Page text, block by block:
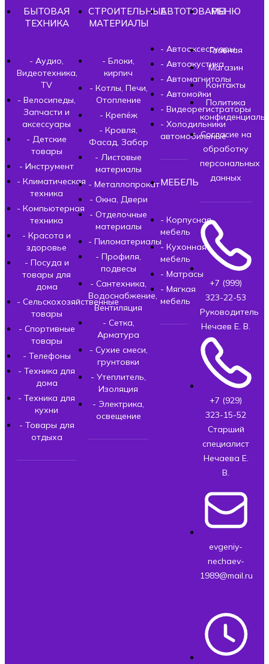
БЫТОВАЯ
ТЕХНИКА
- Аудио,
Видеотехника,
TV
- Велосипеды,
Запчасти и
аксессуары
- Детские
товары
- Инструмент
- Климатическая
техника
- Компьютерная
техника
- Красота и
здоровье
- Посуда и
товары для
дома
- Сельскохозяйственные
товары
- Спортивные
товары
- Телефоны
- Техника для
дома
- Техника для
кухни
- Товары для
отдыха
СТРОИТЕЛЬНЫЕ
МАТЕРИАЛЫ
- Блоки,
кирпич
- Котлы, Печи,
Отопление
- Крепёж
- Кровля,
Фасад, Забор
- Листовые
материалы
- Металлопрокат
- Окна, Двери
- Отделочные
материалы
- Пиломатериалы
- Профиля,
подвесы
- Сантехника,
Водоснабжение,
Вентиляция
- Сетка,
Арматура
- Сухие смеси,
грунтовки
- Утеплитель,
Изоляция
- Электрика,
освещение
АВТОТОВАРЫ
- Автоаксессуары
- Автоакустика
- Автомагнитолы
- Автомойки
- Видеорегистраторы
- Холодильники
автомобильные
МЕБЕЛЬ
- Корпусная
мебель
- Кухонная
мебель
- Матрасы
- Мягкая
мебель
МЕНЮ
Главная
Магазин
Контакты
Политика
Согласие на
обработку
персональных
данных
+7 (999)
323-22-53
Руководитель
Нечаев Е. В.
+7 (929)
323-15-52
Старший
специалист
Нечаева Е.
В.
evgeniy-
nechaev-
1989@mail.ru